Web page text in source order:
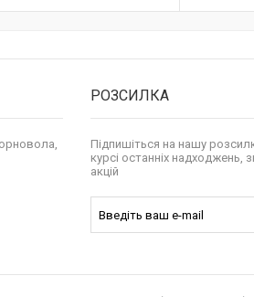
РОЗСИЛКА
Підпишіться на нашу
курсі останніх надходжень,
акцій